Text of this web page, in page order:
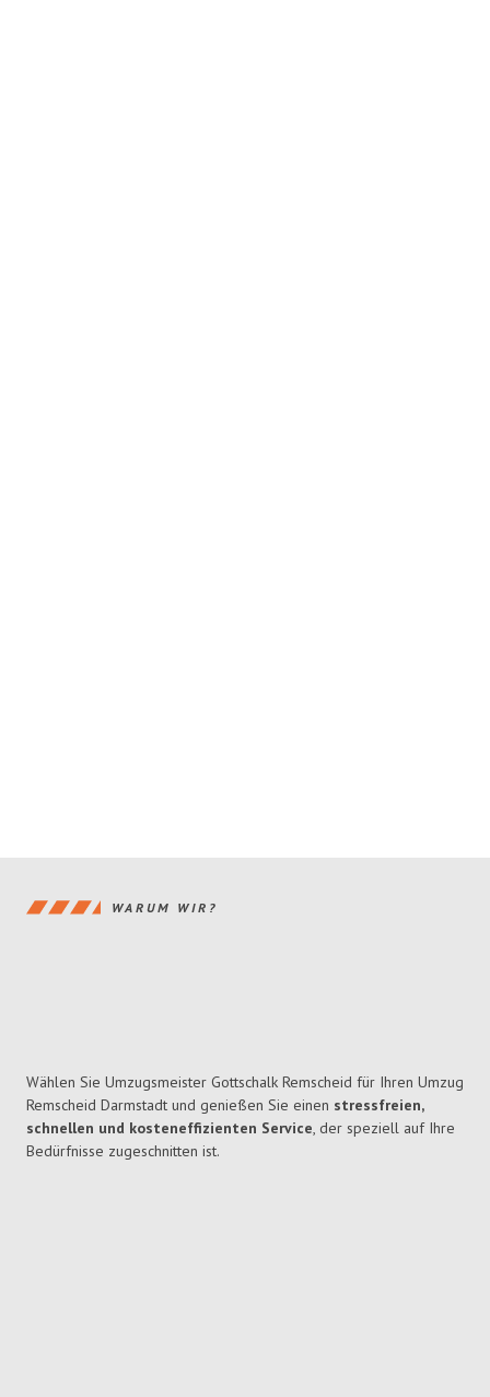
WARUM WIR?
Wählen Sie Umzugsmeister Gottschalk Remscheid für Ihren Umzug
Remscheid Darmstadt und genießen Sie einen stressfreien,
schnellen und kosteneffizienten Service, der speziell auf Ihre
Bedürfnisse zugeschnitten ist.